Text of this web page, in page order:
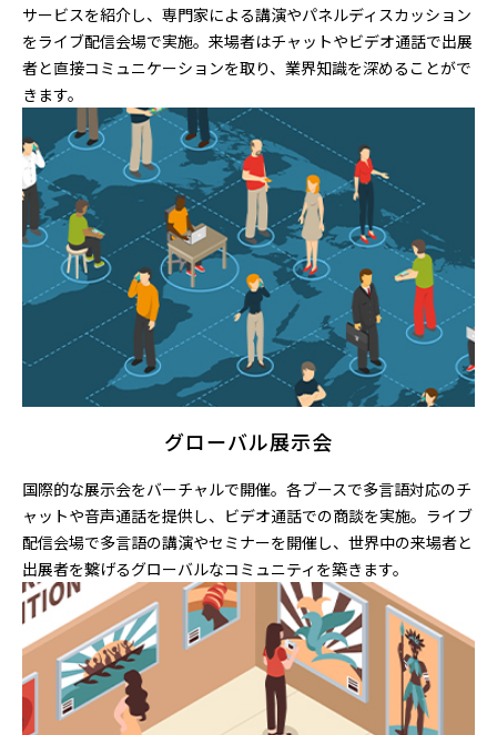
サービスを紹介し、専門家による講演やパネルディスカッション
をライブ配信会場で実施。来場者はチャットやビデオ通話で出展
者と直接コミュニケーションを取り、業界知識を深めることがで
きます。
グローバル展示会
国際的な展示会をバーチャルで開催。各ブースで多言語対応のチ
ャットや音声通話を提供し、ビデオ通話での商談を実施。ライブ
配信会場で多言語の講演やセミナーを開催し、世界中の来場者と
出展者を繋げるグローバルなコミュニティを築きます。